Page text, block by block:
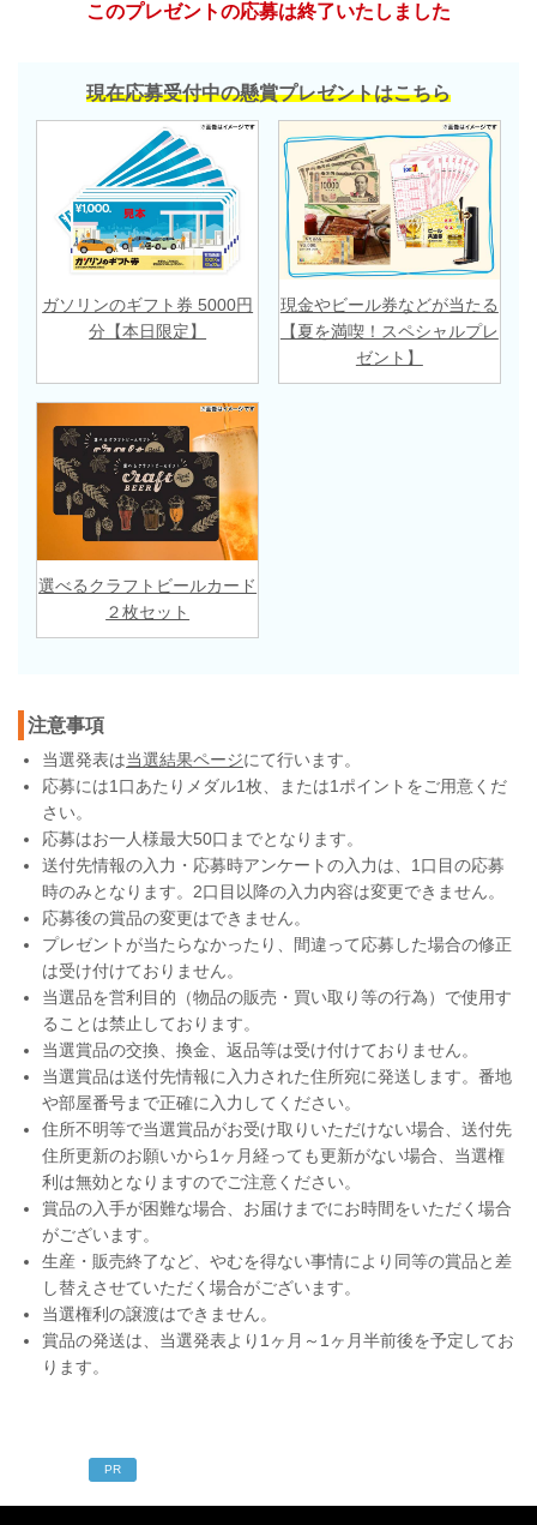
このプレゼントの応募は終了いたしました
現在応募受付中の懸賞プレゼントはこちら
ガソリンのギフト券 5000円
分【本日限定】
現金やビール券などが当たる
【夏を満喫！スペシャルプレ
ゼント】
選べるクラフトビールカード
２枚セット
注意事項
当選発表は当選結果ページにて行います。
応募には1口あたりメダル1枚、または1ポイントをご用意くだ
さい。
応募はお一人様最大50口までとなります。
送付先情報の入力・応募時アンケートの入力は、1口目の応募
時のみとなります。2口目以降の入力内容は変更できません。
応募後の賞品の変更はできません。
プレゼントが当たらなかったり、間違って応募した場合の修正
は受け付けておりません。
当選品を営利目的（物品の販売・買い取り等の行為）で使用す
ることは禁止しております。
当選賞品の交換、換金、返品等は受け付けておりません。
当選賞品は送付先情報に入力された住所宛に発送します。番地
や部屋番号まで正確に入力してください。
住所不明等で当選賞品がお受け取りいただけない場合、送付先
住所更新のお願いから1ヶ月経っても更新がない場合、当選権
利は無効となりますのでご注意ください。
賞品の入手が困難な場合、お届けまでにお時間をいただく場合
がございます。
生産・販売終了など、やむを得ない事情により同等の賞品と差
し替えさせていただく場合がございます。
当選権利の譲渡はできません。
賞品の発送は、当選発表より1ヶ月～1ヶ月半前後を予定してお
ります。
PR